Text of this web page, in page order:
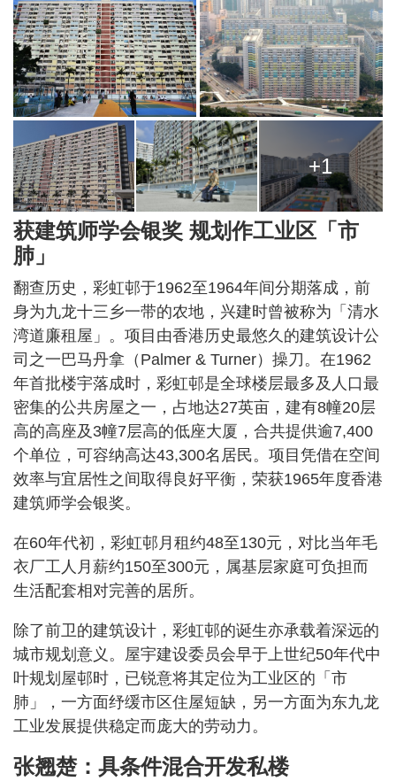
+1
获建筑师学会银奖 规划作工业区「市
肺」
翻查历史，彩虹邨于1962至1964年间分期落成，前
身为九龙十三乡一带的农地，兴建时曾被称为「清水
湾道廉租屋」。项目由香港历史最悠久的建筑设计公
司之一巴马丹拿（Palmer & Turner）操刀。在1962
年首批楼宇落成时，彩虹邨是全球楼层最多及人口最
密集的公共房屋之一，占地达27英亩，建有8幢20层
高的高座及3幢7层高的低座大厦，合共提供逾7,400
个单位，可容纳高达43,300名居民。项目凭借在空间
效率与宜居性之间取得良好平衡，荣获1965年度香港
建筑师学会银奖。
在60年代初，彩虹邨月租约48至130元，对比当年毛
衣厂工人月薪约150至300元，属基层家庭可负担而
生活配套相对完善的居所。
除了前卫的建筑设计，彩虹邨的诞生亦承载着深远的
城市规划意义。屋宇建设委员会早于上世纪50年代中
叶规划屋邨时，已锐意将其定位为工业区的「市
肺」，一方面纾缓市区住屋短缺，另一方面为东九龙
工业发展提供稳定而庞大的劳动力。
张翘楚：具条件混合开发私楼